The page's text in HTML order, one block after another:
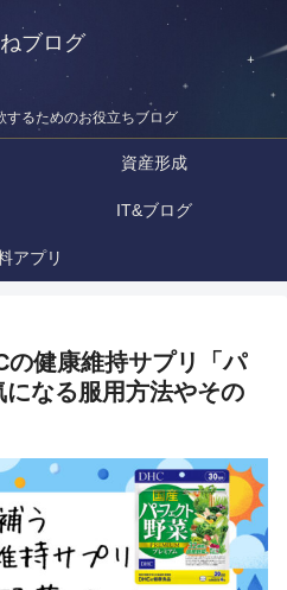
ブログ
するためのお役立ちブログ
資産形成
IT&ブログ
アプリ
の健康維持サプリ「パ
なる服用方法やその